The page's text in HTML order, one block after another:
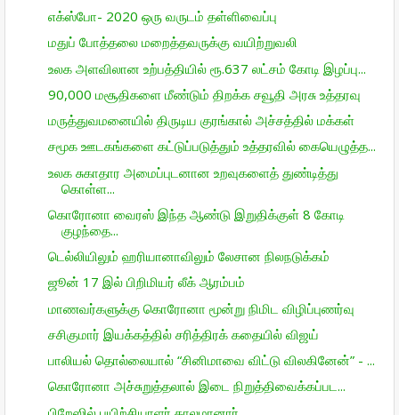
எக்ஸ்போ- 2020 ஒரு வருடம் தள்ளிவைப்பு
மதுப் போத்தலை மறைத்தவருக்கு வயிற்றுவலி
உலக அளவிலான உற்பத்தியில் ரூ.637 லட்சம் கோடி இழப்பு...
90,000 மசூதிகளை மீண்டும் திறக்க சவூதி அரசு உத்தரவு
மருத்துவமனையில் திருடிய குரங்கால் அச்சத்தில் மக்கள்
சமூக ஊடகங்களை கட்டுப்படுத்தும் உத்தரவில் கையெழுத்த...
உலக சுகாதார அமைப்புடனான உறவுகளைத் துண்டித்து
கொள்ள...
கொரோனா வைரஸ் இந்த ஆண்டு இறுதிக்குள் 8 கோடி
குழந்தை...
டெல்லியிலும் ஹரியானாவிலும் லேசான நிலநடுக்கம்
ஜூன் 17 இல் பிறிமியர் லீக் ஆரம்பம்
மாணவர்களுக்கு கொரோனா மூன்று நிமிட விழிப்புணர்வு
சசிகுமார் இயக்கத்தில் சரித்திரக் கதையில் விஜய்
பாலியல் தொல்லையால் “சினிமாவை விட்டு விலகினேன்” - ...
கொரோனா அச்சுறுத்தலால் இடை நிறுத்திவைக்கப்பட...